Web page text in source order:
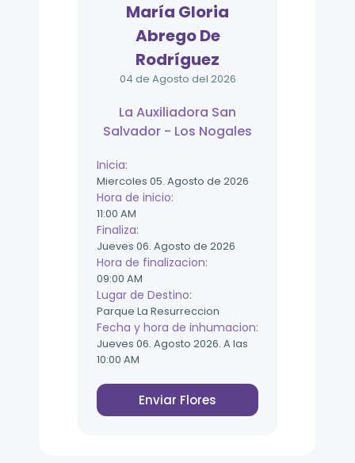
María Gloria
Abrego De
Rodríguez
04 de Agosto del 2026
La Auxiliadora San
Salvador - Los Nogales
Inicia:
Miercoles 05. Agosto de 2026
Hora de inicio:
11:00 AM
Finaliza:
Jueves 06. Agosto de 2026
Hora de finalizacion:
09:00 AM
Lugar de Destino:
Parque La Resurreccion
Fecha y hora de inhumacion:
Jueves 06. Agosto 2026. A las
10:00 AM
Enviar Flores